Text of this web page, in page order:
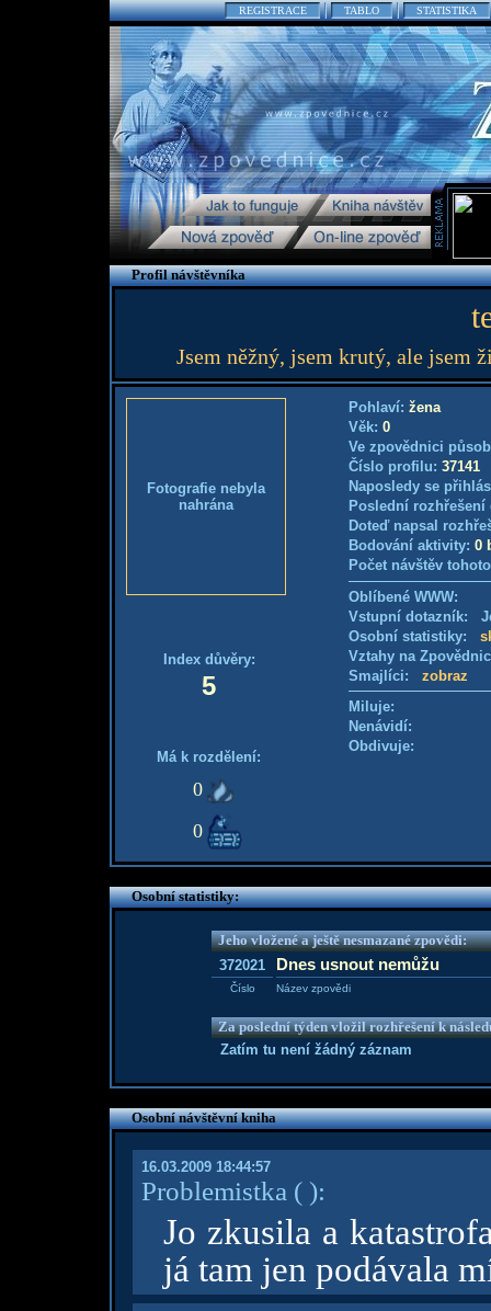
REGISTRACE TABLO STATISTIKA
Profil návštěvníka
Jsem něžný, jsem krutý, ale jsem
Fotografie nebyla
nahrána
Index důvěry:
5
Má k rozdělení:
0
0
Pohlaví: žena
Věk: 0
Ve zpovědnici
Číslo profilu: 37141
Naposledy se
Poslední
Doteď napsal
Bodování aktivity: 0
Počet návštěv
Oblíbené WWW:
Vstupní dotazník:
Osobní statistiky:
Vztahy na
Smajlíci: zobraz
Miluje:
Nenávidí:
Obdivuje:
Osobní statistiky:
Jeho vložené a ještě nesmazané zpovědi:
372021
Dnes usnout nemůžu
Číslo Název zpovědi
Za poslední týden vložil rozhřešení k
Zatím tu není žádný záznam
Osobní návštěvní kniha
16.03.2009 18:44:57
Problemistka ( ):
Jo zkusila a
já tam jen podávala